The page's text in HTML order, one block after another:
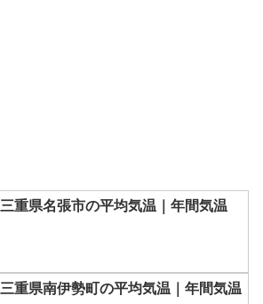
三重県名張市の平均気温｜年間気温
三重県南伊勢町の平均気温｜年間気温